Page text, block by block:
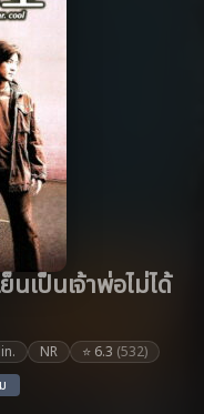
เป็นเจ้าพ่อไม่ได้
NR ⭐ 6.3 (532)